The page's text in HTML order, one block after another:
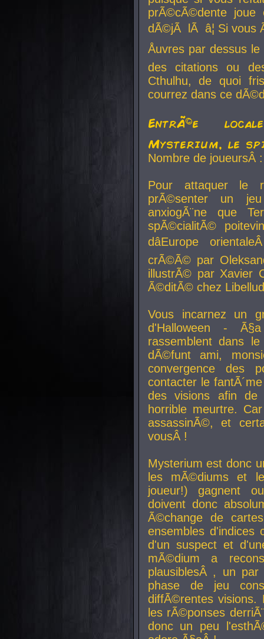
prÃ©cÃ©dente
dÃ©jÃ lÃ â¦ Si vous
Åuvres par dessus
des citations ou
Cthulhu, de quoi
courrez dans ce
EntrÃ©e
Mysterium, le
Nombre de
Pour attaquer le
prÃ©senter un
anxiogÃ¨ne que
spÃ©cialitÃ©
dâEurope
crÃ©Ã© par
illustrÃ© par Xavier
Ã©ditÃ© chez
Vous incarnez un
d'Halloween -
rassemblent dans
dÃ©funt ami,
convergence des
contacter le
des visions afin
horrible meurtre.
assassinÃ©, et
vousÂ !
Mysterium est donc
les mÃ©diums et
joueur!) gagnent
doivent donc
Ã©change de
ensembles d'indices
d'un suspect et
mÃ©dium a
plausiblesÂ , un par
phase de jeu
diffÃ©rentes visions.
les rÃ©ponses
donc un peu